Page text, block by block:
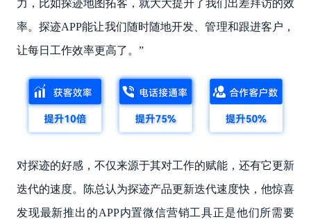
力，比如探迹地图拓客，就大大提升了我们出差拜访的效
率。探迹APP能让我们随时随地开发、管理和跟进客户，
让每日工作效率更高了。”
对探迹的好感，不仅来源于其对工作的赋能，还有它更新
迭代的速度。陈总认为探迹产品更新迭代速度快，他惊喜
发现最新推出的APP内置微信营销工具正是他们所需要